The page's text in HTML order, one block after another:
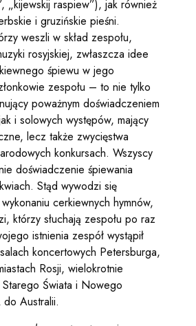
„kijewskij raspiew”), jak również
i gruzińskie pieśni.
weszli w skład zespołu,
rosyjskiej, zwłaszcza idee
śpiewu w jego
zespołu – to nie tylko
poważnym doświadczeniem
i solowych występów, mający
lecz także zwycięstwa
konkursach. Wszyscy
doświadczenie śpiewania
Stąd wywodzi się
cerkiewnych hymnów,
którzy słuchają zespołu po raz
istnienia zespół wystąpił
koncertowych Petersburga,
Rosji, wielokrotnie
Starego Świata i Nowego
Australii.